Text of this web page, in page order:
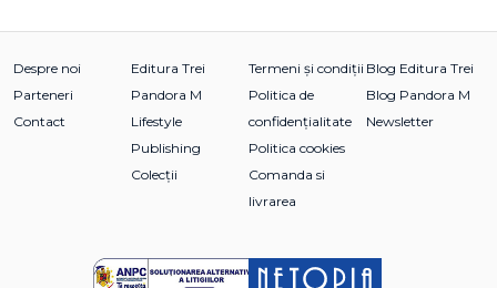
Despre noi
Parteneri
Contact
Editura Trei
Pandora M
Lifestyle
Publishing
Colecții
Termeni și condiții
Politica de
confidențialitate
Politica cookies
Comanda si
livrarea
Blog Editura Trei
Blog Pandora M
Newsletter